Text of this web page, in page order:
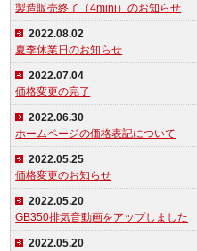
製造販売終了（4mini）のお知らせ
2022.08.02
夏季休業日のお知らせ
2022.07.04
価格変更の完了
2022.06.30
ホームページの価格表記について
2022.05.25
価格変更のお知らせ
2022.05.20
GB350排気音動画をアップしました
2022.05.20